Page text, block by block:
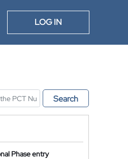
LOG IN
Search
Phase entry